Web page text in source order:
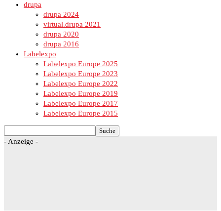
drupa
drupa 2024
virtual.drupa 2021
drupa 2020
drupa 2016
Labelexpo
Labelexpo Europe 2025
Labelexpo Europe 2023
Labelexpo Europe 2022
Labelexpo Europe 2019
Labelexpo Europe 2017
Labelexpo Europe 2015
- Anzeige -